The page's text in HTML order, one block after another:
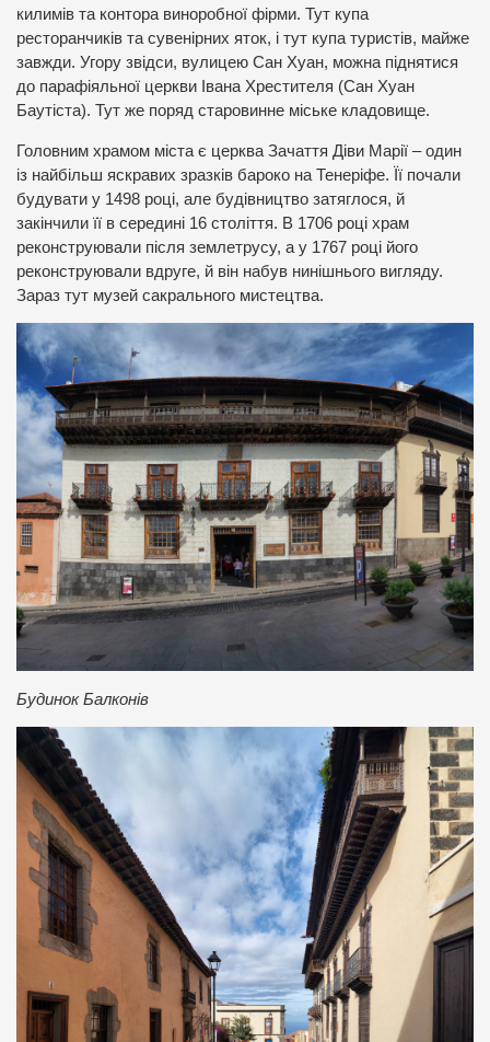
килимів та контора виноробної фірми. Тут купа
ресторанчиків та сувенірних яток, і тут купа туристів, майже
завжди. Угору звідси, вулицею Сан Хуан, можна піднятися
до парафіяльної церкви Івана Хрестителя (Сан Хуан
Баутіста). Тут же поряд старовинне міське кладовище.
Головним храмом міста є церква Зачаття Діви Марії – один
із найбільш яскравих зразків бароко на Тенеріфе. Її почали
будувати у 1498 році, але будівництво затяглося, й
закінчили її в середині 16 століття. В 1706 році храм
реконструювали після землетрусу, а у 1767 році його
реконструювали вдруге, й він набув нинішнього вигляду.
Зараз тут музей сакрального мистецтва.
Будинок Балконів